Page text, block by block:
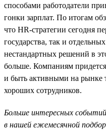
способами работодатели
гонки зарплат. По итогам
что HR-стратегии сегодня
государства, так и
нестандартных решений в
больше. Компаниям
и быть активными на рынке
хороших сотрудников.
Больше интересных
в нашей ежемесячной